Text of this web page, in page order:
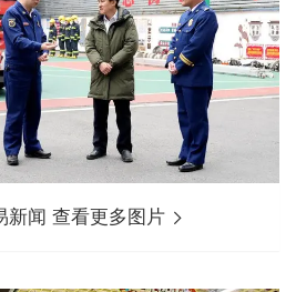
新闻 查看更多图片